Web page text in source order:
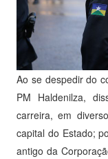
Ao se despedir do
PM Haldenilza,
carreira, em
capital do Estado;
antigo da